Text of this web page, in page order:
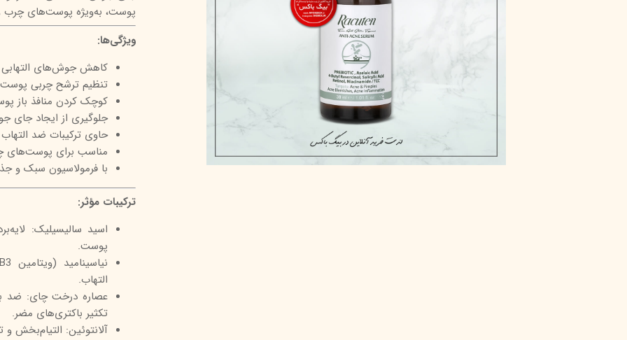
مراقبت چشم
شوینده صورت
ضد جوش و آکنه
ضد قارچ و باکتری
آبرسان و مرطوب کننده
پاک دارو
میکاپ رز
شال کوین
دیپ سنس
سون کوئین
لاکچری کوین
پوست، به‌ویژه پوست‌های چرب
ویژگی‌ها:
کاهش جوش‌های التهابی
تنظیم ترشح چربی پوست
کوچک کردن منافذ باز
جلوگیری از ایجاد جای
حاوی ترکیبات ضد التهاب
مناسب برای پوست‌های
با فرمولاسیون سبک و
ترکیبات مؤثر:
اسید سالیسیلیک:
پوست.
التهاب.
عصاره درخت چای: ضد
تکثیر باکتری‌های مضر.
آلانتوئین: